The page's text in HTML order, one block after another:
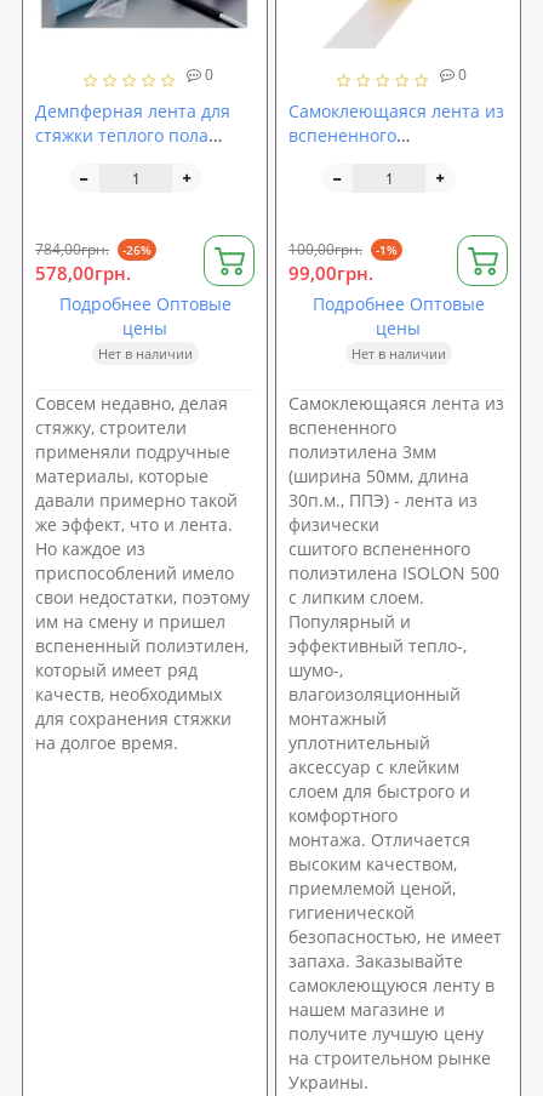
0
Демпферная лента для
стяжки теплого пола
784,00грн. -26%
578,00грн.
Подробнее Оптовые
цены
Нет в наличии
Совсем недавно, делая
стяжку, строители
применяли подручные
материалы, которые
давали примерно такой
же эффект, что и лента.
Но каждое из
приспособлений имело
свои недостатки, поэтому
им на смену и пришел
вспененный полиэтилен,
который имеет ряд
качеств, необходимых
для сохранения стяжки
на долгое время.
0
Самоклеющаяся лента из
вспененного
(ширина 50мм, длина
100,00грн. -1%
99,00грн.
Подробнее Оптовые
цены
Нет в наличии
Самоклеющаяся лента из
вспененного
полиэтилена 3мм
(ширина 50мм, длина
30п.м., ППЭ) - лента из
физически
сшитого вспененного
полиэтилена ISOLON 500
с липким слоем.
Популярный и
эффективный тепло-,
шумо-,
влагоизоляционный
монтажный
уплотнительный
аксессуар с клейким
слоем для быстрого и
комфортного
монтажа. Отличается
высоким качеством,
приемлемой ценой,
гигиенической
безопасностью, не имеет
запаха. Заказывайте
самоклеющуюся ленту в
нашем магазине и
получите лучшую цену
на строительном рынке
Украины.